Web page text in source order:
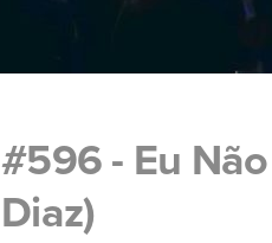
#596 - Eu
Diaz)